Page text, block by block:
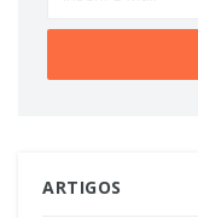
ARTIGOS